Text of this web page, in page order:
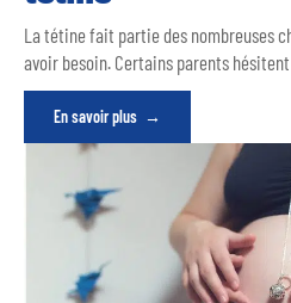
La tétine fait partie des nombreuses
avoir besoin. Certains parents
En savoir plus